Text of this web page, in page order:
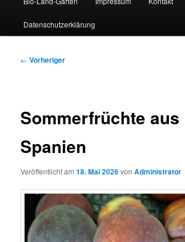
Datenschutzerklärung
Beitragsnavigation
← Vorheriger
Sommerfrüchte aus
Spanien
Veröffentlicht am18. Mai 2026vonAdministrator